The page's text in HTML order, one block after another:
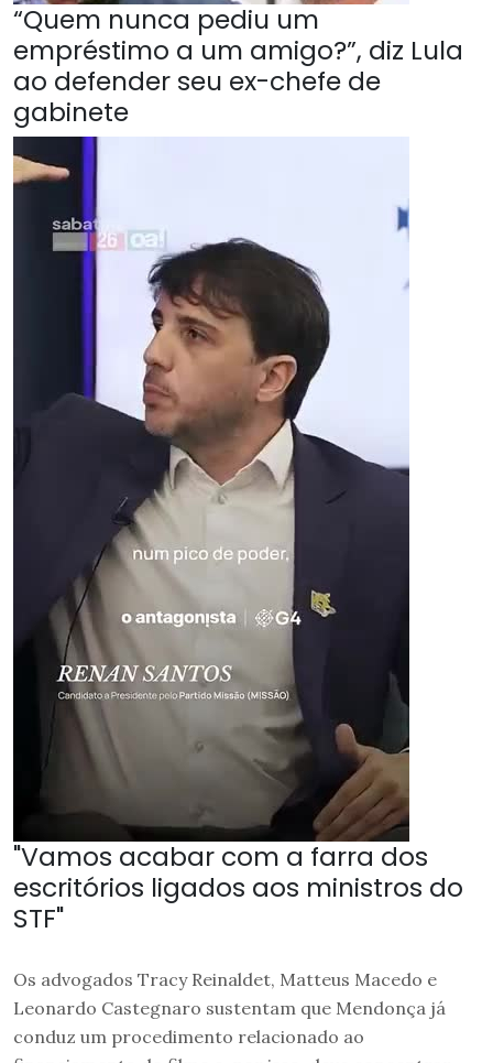
“Quem nunca pediu um
empréstimo a um amigo?”, diz Lula
ao defender seu ex-chefe de
gabinete
"Vamos acabar com a farra dos
escritórios ligados aos ministros do
STF"
Os advogados Tracy Reinaldet, Matteus Macedo e
Leonardo Castegnaro sustentam que Mendonça já
conduz um procedimento relacionado ao